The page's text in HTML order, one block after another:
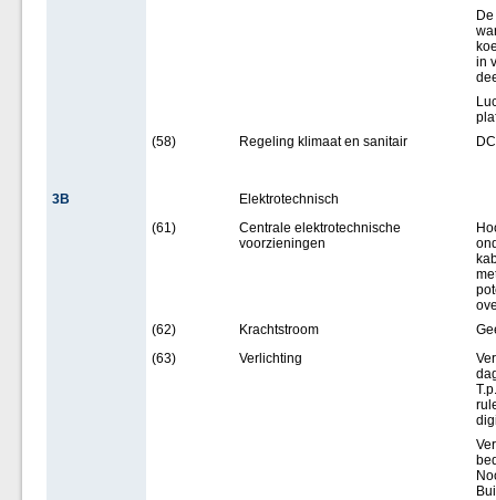
in
(58)
Regeling klimaat en sanitair
3B
Elektrotechnisch
(61)
Centrale elektrotechnische
voorzieningen
(62)
Krachtstroom
(63)
Verlichting